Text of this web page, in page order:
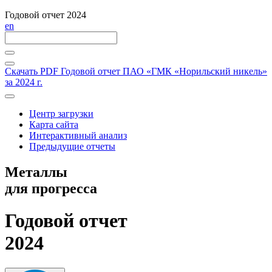
Годовой отчет 2024
en
Скачать PDF Годовой отчет ПАО «ГМК «Норильский никель»
за 2024 г.
Центр загрузки
Карта сайта
Интерактивный анализ
Предыдущие отчеты
Металлы
для прогресса
Годовой отчет
2024